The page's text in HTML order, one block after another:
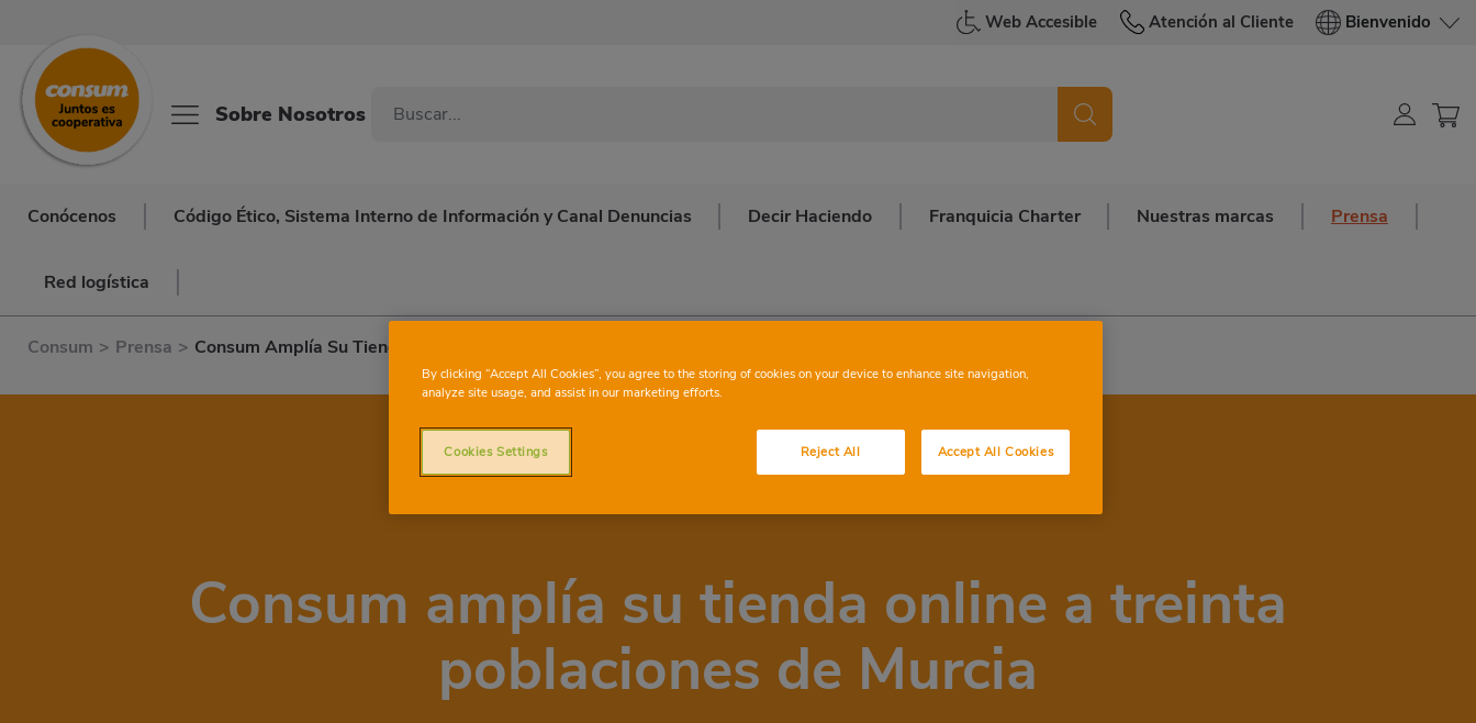
Web Accesible Atención al Cliente Bienvenido
Sobre Nosotros
Conócenos Código Ético, Sistema Interno de Información y Canal Denuncias Decir Haciendo Franquicia Charter Nuestras marcas Prensa
Red logística
Consum > Prensa > Consum Amplía Su Tienda Online A Treinta Poblaciones de Murcia
Consum amplía su tienda online a treinta
poblaciones de Murcia
By clicking “Accept All Cookies”, you agree to the storing of cookies on your device to enhance site navigation,
analyze site usage, and assist in our marketing efforts.
Reject All Accept All Cookies
Cookies Settings